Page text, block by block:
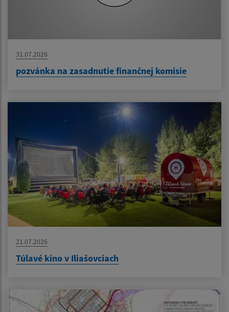
31.07.2026
pozvánka na zasadnutie finančnej komisie
21.07.2026
Túlavé kino v Iliašovciach